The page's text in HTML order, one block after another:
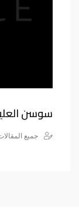
سوسن
جميع